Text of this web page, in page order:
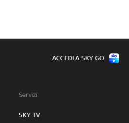
Servizi:
SKY TV
ACCEDI A SKY GO